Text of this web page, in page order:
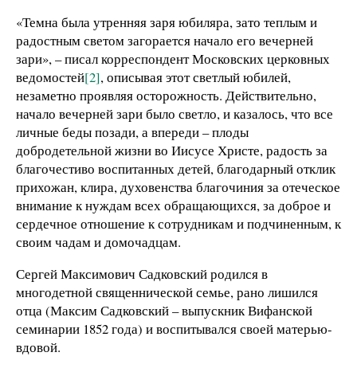
«Темна была утренняя заря юбиляра, зато теплым и
радостным светом загорается начало его вечерней
зари», – писал корреспондент Московских церковных
ведомостей[2], описывая этот светлый юбилей,
незаметно проявляя осторожность. Действительно,
начало вечерней зари было светло, и казалось, что все
личные беды позади, а впереди – плоды
добродетельной жизни во Иисусе Христе, радость за
благочестиво воспитанных детей, благодарный отклик
прихожан, клира, духовенства благочиния за отеческое
внимание к нуждам всех обращающихся, за доброе и
сердечное отношение к сотрудникам и подчиненным, к
своим чадам и домочадцам.
Сергей Максимович Садковский родился в
многодетной священнической семье, рано лишился
отца (Максим Садковский – выпускник Вифанской
семинарии 1852 года) и воспитывался своей матерью-
вдовой.